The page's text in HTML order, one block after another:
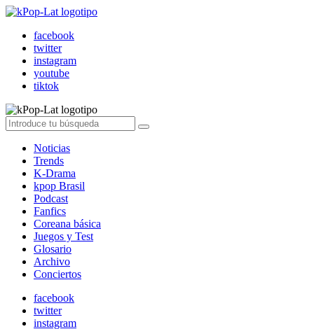
facebook
twitter
instagram
youtube
tiktok
Noticias
Trends
K-Drama
kpop Brasil
Podcast
Fanfics
Coreana básica
Juegos y Test
Glosario
Archivo
Conciertos
facebook
twitter
instagram